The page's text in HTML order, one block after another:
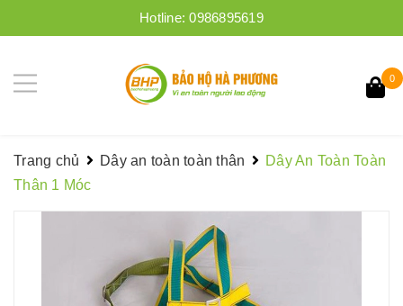
Hotline:0986895619
0
Trang chủ Dây an toàn toàn thân
Dây An Toàn Toàn
Thân 1 Móc